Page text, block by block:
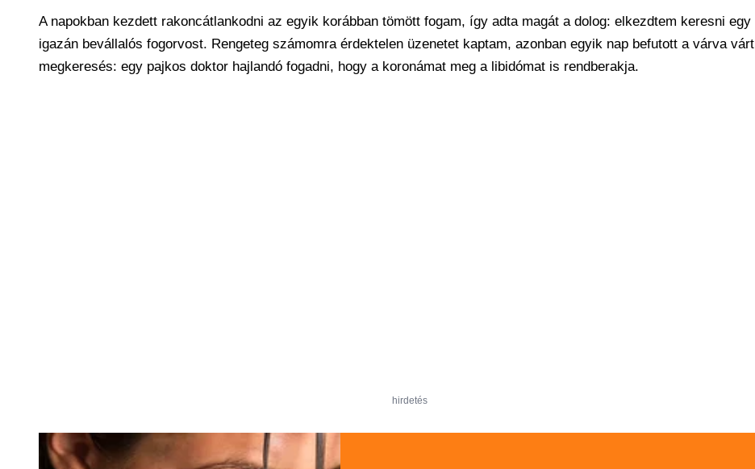
A napokban kezdett rakoncátlankodni az egyik korábban tömött fogam, így adta magát a dolog: elkezdtem keresni egy
igazán bevállalós fogorvost. Rengeteg számomra érdektelen üzenetet kaptam, azonban egyik nap befutott a várva várt
megkeresés: egy pajkos doktor hajlandó fogadni, hogy a koronámat meg a libidómat is rendberakja.
hirdetés